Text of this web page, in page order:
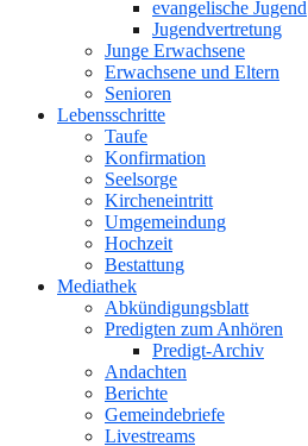
evangelische Jugend
Jugendvertretung
Junge Erwachsene
Erwachsene und Eltern
Senioren
Lebensschritte
Taufe
Konfirmation
Seelsorge
Kircheneintritt
Umgemeindung
Hochzeit
Bestattung
Mediathek
Abkündigungsblatt
Predigten zum Anhören
Predigt-Archiv
Andachten
Berichte
Gemeindebriefe
Livestreams